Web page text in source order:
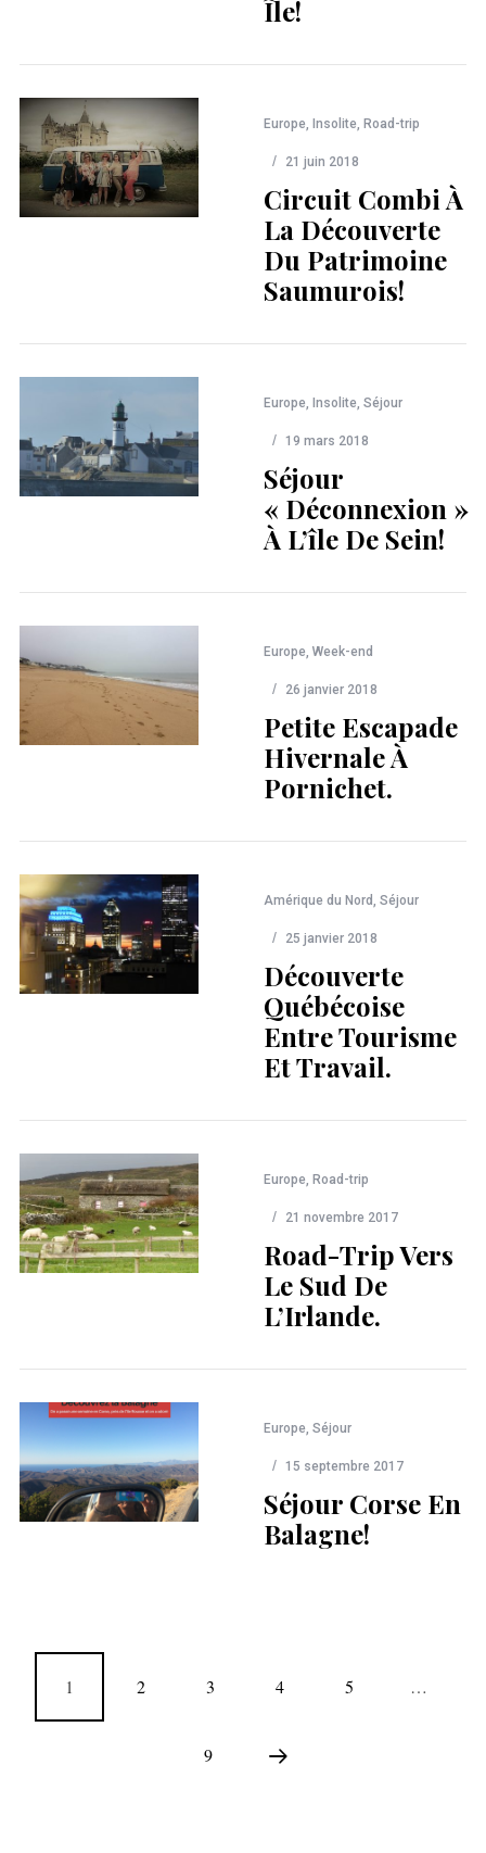
Île!
Europe, Insolite, Road-trip
21 juin 2018
Circuit Combi À
La Découverte
Du Patrimoine
Saumurois!
Europe, Insolite, Séjour
19 mars 2018
Séjour
« Déconnexion »
À L’île De Sein!
Europe, Week-end
26 janvier 2018
Petite Escapade
Hivernale À
Pornichet.
Amérique du Nord, Séjour
25 janvier 2018
Découverte
Québécoise
Entre Tourisme
Et Travail.
Europe, Road-trip
21 novembre 2017
Road-Trip Vers
Le Sud De
L’Irlande.
Europe, Séjour
15 septembre 2017
Séjour Corse En
Balagne!
1 2 3 4 5 …
9